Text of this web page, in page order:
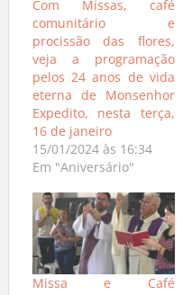
Com Missas, café
comunitário e
procissão das flores,
veja a programação
pelos 24 anos de vida
eterna de Monsenhor
Expedito, nesta terça,
16 de janeiro
15/01/2024 às 16:34
Em "Aniversário"
Missa e Café